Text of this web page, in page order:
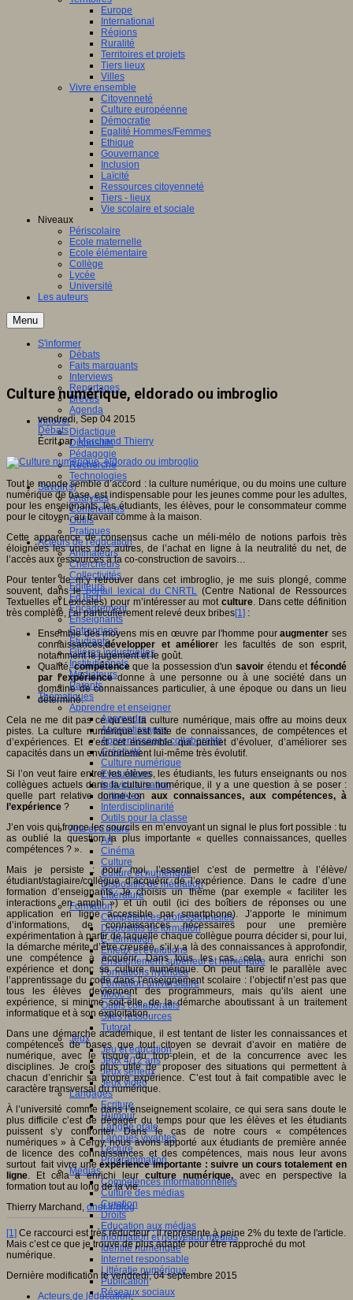
Europe
International
Régions
Ruralité
Territoires et projets
Tiers lieux
Villes
Vivre ensemble
Citoyenneté
Culture européenne
Démocratie
Egalité Hommes/Femmes
Ethique
Gouvernance
Inclusion
Laïcité
Ressources citoyenneté
Tiers - lieux
Vie scolaire et sociale
Niveaux
Périscolaire
Ecole maternelle
Ecole élémentaire
Collège
Lycée
Université
Les auteurs
Menu
S'informer
Débats
Faits marquants
Interviews
Reportages
Brèves
Agenda
Innover
Didactique
Dispositifs
Pédagogie
Recherche
Technologies
Savoir(s)
Analyses
Conférences
Outils
Pratiques
Acteurs de l'éducation
Animateurs
Chercheurs
Collectivités
Editeurs
EdTech
Encadrement
Enseignants
Entreprises
Etudiants
Filières industrielles
Institutionnels
Médiateurs
Parents
Thématiques
Apprendre et enseigner
Apprendre
Apprentissages
Apprentissages collaboratifs
Créativité
Culture numérique
Evaluations
Individualisation
Initiatives
Interdisciplinarité
Outils pour la classe
Arts et Culture
Art
Cinéma
Culture
Culture et numérique
Dispositifs de médiation
Littérature
Formation
Compétences professionnelles
Dispositifs de formation
E- formation
Enjeux et évolutions
Enseignement supérieur et numérique
Formations hybrides
Formation universitaire
Mooc’s
Outils collaboratifs
Sites ressources
Tutorat
Jeux
Jeu et éducation
Jeux 4/12 ans
Jeux sérieux
Jeux vidéo
Langages
Ecriture
Humour
Langue orale
Langues vivantes
Lecture
Programmation
Médias
Compétences informationnelles
Culture des médias
Curation
Droits
Education aux médias
Information et nouveaux médias
Identité numérique
Internet responsable
Littératie numérique
Publication
Réseaux sociaux
Culture numérique, eldorado ou imbroglio
vendredi, Sep 04 2015
Débats
Écrit parMarchand Thierry
Tout le monde semble d’accord : la culture numérique, ou du moins une culture
numérique de base, est indispensable pour les jeunes comme pour les adultes,
pour les enseignants, les étudiants, les élèves, pour le consommateur comme
pour le citoyen, au travail comme à la maison.
Cette apparence de consensus cache un méli-mélo de notions parfois très
éloignées les unes des autres, de l’achat en ligne à la neutralité du net, de
l’accès aux ressources à la co-construction de savoirs…
Pour tenter de m’y retrouver dans cet imbroglio, je me suis plongé, comme
souvent, dans leportail lexical du CNRTL (Centre National de Ressources
Textuelles et Lexicales) pour m’intéresser au mot culture. Dans cette définition
très complète, j’ai particulièrement relevé deux bribes[1] :
Ensemble des moyens mis en œuvre par l'homme pouraugmenter ses
connaissances,développer et améliorer les facultés de son esprit,
notamment le jugement et le goût.
Qualité,compétenceque la possession d'unsavoir étendu etfécondé
par l'expériencedonne à une personne ou à une société dans un
domaine de connaissances particulier, à une époque ou dans un lieu
déterminé.
Cela ne me dit pas ce qu’est la culture numérique, mais offre au moins deux
pistes. La culture numérique est faite de connaissances, de compétences et
d’expériences. Et c’est cet ensemble qui permet d’évoluer, d’améliorer ses
capacités dans un environnement lui-même très évolutif.
Si l’on veut faire entrer les élèves, les étudiants, les futurs enseignants ou nos
collègues actuels dans la culture numérique, il y a une question à se poser :
quelle part relative donne-t-on aux connaissances, aux compétences, à
l’expérience ?
J’en vois qui fronce les sourcils en m’envoyant un signal le plus fort possible : tu
as oublié la question la plus importante « quelles connaissances, quelles
compétences ? ».
Mais je persiste : pour moi, l’essentiel c’est de permettre à l’élève/
étudiant/stagiaire/collègue d’acquérir de l’expérience. Dans le cadre d’une
formation d’enseignants, Je choisis un thème (par exemple « faciliter les
interactions en amphi ») et un outil (ici des boîtiers de réponses ou une
application en ligne accessible par smartphone). J’apporte le minimum
d’informations, de connaissances nécessaires pour une première
expérimentation à partir de laquelle chaque collègue pourra décider si, pour lui,
la démarche mérite d’être creusée, s’il y a là des connaissances à approfondir,
une compétence à acquérir. Dans tous les cas, cela aura enrichi son
expérience et donc sa culture numérique. On peut faire le parallèle avec
l’apprentissage du code dans l’enseignement scolaire : l’objectif n’est pas que
tous les élèves deviennent des programmeurs, mais qu’ils aient une
expérience, si minime soit-elle, de la démarche aboutissant à un traitement
informatique et à son exploitation.
Dans une démarche académique, il est tentant de lister les connaissances et
compétences de bases que tout citoyen se devrait d’avoir en matière de
numérique, avec le risque du trop-plein, et de la concurrence avec les
disciplines. Je crois plus utile de proposer des situations qui permettent à
chacun d’enrichir sa propre expérience. C’est tout à fait compatible avec le
caractère transversal du numérique.
À l’université comme dans l’enseignement scolaire, ce qui sera sans doute le
plus difficile c’est de dégager du temps pour que les élèves et les étudiants
puissent s’y confronter. Dans le cas de notre cours « compétences
numériques » à Cergy, nous avons apporté aux étudiants de première année
de licence des connaissances et des compétences, mais nous leur avons
surtout fait vivre uneexpérience importante : suivre un cours totalement en
ligne. Et cela a enrichi leur culture numérique, avec en perspective la
formation tout au long de la vie.
Thierry Marchand, onef.fr/blog
[1] Ce raccourci est très réducteur : il représente à peine 2% du texte de l'article.
Mais c’est ce que je trouve de plus adapté pour être rapproché du mot
numérique.
Dernière modification le vendredi, 04 septembre 2015
Acteurs de leducation,